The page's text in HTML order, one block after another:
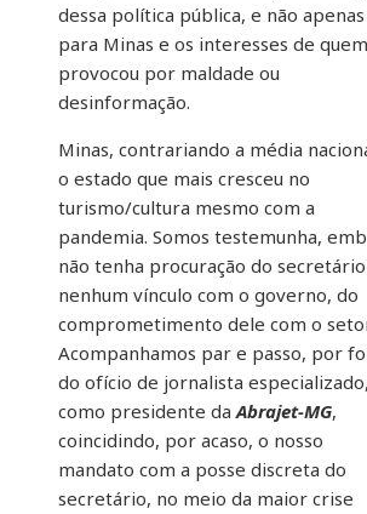
dessa política pública, e não apenas
para Minas e os interesses de
provocou por maldade ou
desinformação.
Minas, contrariando a média
o estado que mais cresceu no
turismo/cultura mesmo com a
pandemia. Somos testemunha,
não tenha procuração do
nenhum vínculo com o governo, do
comprometimento dele com o
Acompanhamos par e passo, por
do ofício de jornalista
como presidente daAbrajet-MG,
coincidindo, por acaso, o nosso
mandato com a posse discreta do
secretário, no meio da maior crise